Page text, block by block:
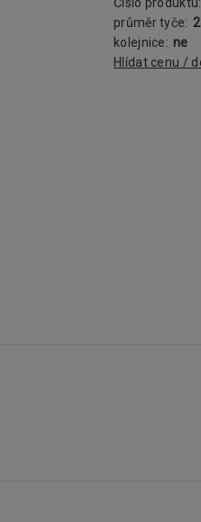
průměr tyče:
kolejnice: ne
Hlídat cenu /